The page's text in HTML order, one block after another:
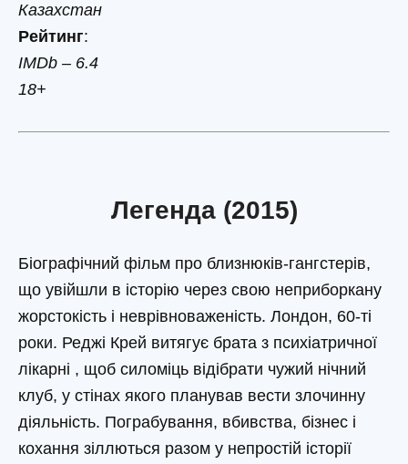
Казахстан
Рейтинг:
IMDb – 6.4
18+
Легенда (2015)
Біографічний фільм про близнюків-гангстерів,
що увійшли в історію через свою неприборкану
жорстокість і неврівноваженість. Лондон, 60-ті
роки. Реджі Крей витягує брата з психіатричної
лікарні , щоб силоміць відібрати чужий нічний
клуб, у стінах якого планував вести злочинну
діяльність. Пограбування, вбивства, бізнес і
кохання зіллються разом у непростій історії